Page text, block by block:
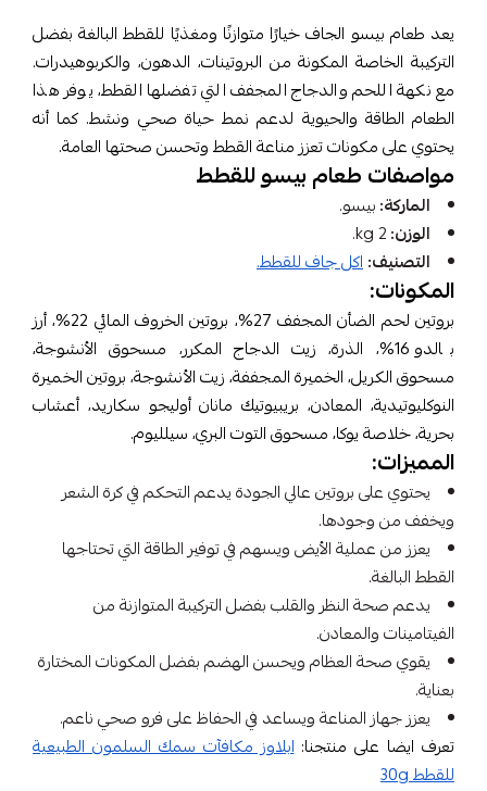
يعد طعام بيسو الجاف خيارًا متوازنًا ومغذيًا للقطط البالغة بفضل
التركيبة الخاصة المكونة من البروتينات، الدهون، والكربوهيدرات.
مع نكهة اللحم والدجاج المجفف التي تفضلها القطط، يوفر هذا
الطعام الطاقة والحيوية لدعم نمط حياة صحي ونشط. كما أنه
يحتوي على مكونات تعزز مناعة القطط وتحسن صحتها العامة.
مواصفات طعام بيسو للقطط
الماركة:بيسو.
الوزن:2 kg.
التصنيف:اكل جاف للقطط.
المكونات:
بروتين لحم الضأن المجفف 27%، بروتين الخروف المائي 22%، أرز
بالدو 16%، الذرة، زيت الدجاج المكرر، مسحوق الأنشوجة،
مسحوق الكريل، الخميرة المجففة، زيت الأنشوجة، بروتين الخميرة
النوكليوتيدية، المعادن، بريبيوتيك مانان أوليجو سكاريد، أعشاب
بحرية، خلاصة يوكا، مسحوق التوت البري، سيلليوم.
المميزات:
يحتوي على بروتين عالي الجودة يدعم التحكم في كرة الشعر
ويخفف من وجودها.
يعزز من عملية الأيض ويسهم في توفير الطاقة التي تحتاجها
القطط البالغة.
يدعم صحة النظر والقلب بفضل التركيبة المتوازنة من
الفيتامينات والمعادن.
يقوي صحة العظام ويحسن الهضم بفضل المكونات المختارة
بعناية.
يعزز جهاز المناعة ويساعد في الحفاظ على فرو صحي ناعم.
تعرف ايضا على منتجنا:ابلاوز مكافآت سمك السلمون الطبيعية
للقطط 30g